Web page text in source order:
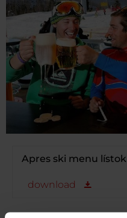
Apres ski menu lístok
download